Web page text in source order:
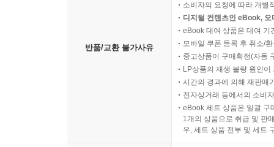
반품/교환 불가사유
소비자의 요청에 따라 개별
디지털 컨텐츠인 eBook,
eBook 대여 상품은 대여 기
모바일 쿠폰 등록 후 취소/
중고상품이 구매확정(자동
LP상품의 재생 불량 원인
시간의 경과에 의해 재판매
전자상거래 등에서의 소비
eBook 세트 상품은 일괄 구
1개의 상품으로 취급 및 판
우, 세트 상품 전부 및 세트